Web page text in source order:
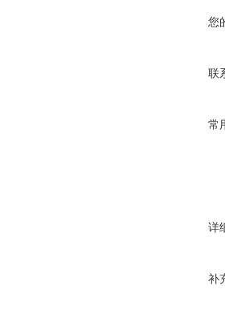
您
联
常
详
补